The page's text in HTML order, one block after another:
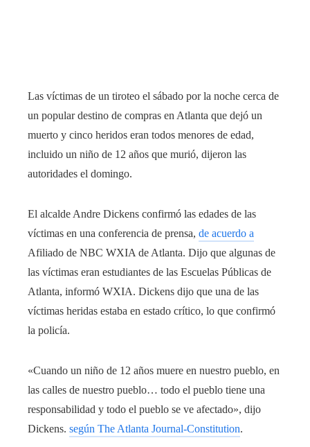
Las víctimas de un tiroteo el sábado por la noche cerca de
un popular destino de compras en Atlanta que dejó un
muerto y cinco heridos eran todos menores de edad,
incluido un niño de 12 años que murió, dijeron las
autoridades el domingo.
El alcalde Andre Dickens confirmó las edades de las
víctimas en una conferencia de prensa, de acuerdo a
Afiliado de NBC WXIA de Atlanta. Dijo que algunas de
las víctimas eran estudiantes de las Escuelas Públicas de
Atlanta, informó WXIA. Dickens dijo que una de las
víctimas heridas estaba en estado crítico, lo que confirmó
la policía.
«Cuando un niño de 12 años muere en nuestro pueblo, en
las calles de nuestro pueblo… todo el pueblo tiene una
responsabilidad y todo el pueblo se ve afectado», dijo
Dickens. según The Atlanta Journal-Constitution.